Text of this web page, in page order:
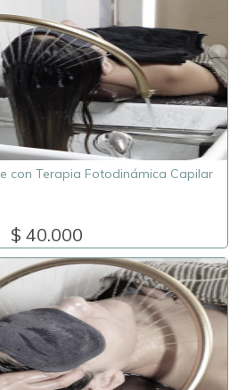
con Terapia Fotodinámica Capilar
$ 40.000